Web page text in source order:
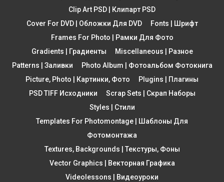
Clip Art PSD | Клипарт PSD
Cover For DVD | Обложки Для DVD
Fonts | Шрифт
Frames For Photo | Рамки Для Фото
Gradients | Градиенты
Miscellaneous | Разное
Patterns | Заливки
Photo Album | Фотоальбом Фотокнига
Picture, Photo | Картинки, Фото
Plugins | Плагины
PSD TIFF Исходники
Scrap Sets | Скрап Наборы
Styles | Стили
Templates For Photomontage | Шаблоны Для
Фотомонтажа
Textures, Backgrounds | Текстуры, Фоны
Vector Graphics | Векторная Графика
Videolessons | Видеоуроки